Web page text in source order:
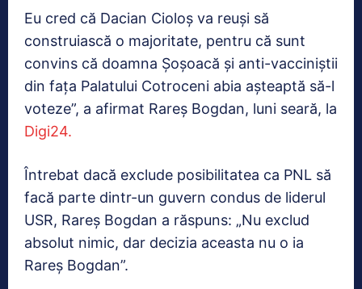
Eu cred că Dacian Cioloş va reuşi să
construiască o majoritate, pentru că sunt
convins că doamna Şoşoacă şi anti-vacciniştii
din faţa Palatului Cotroceni abia aşteaptă să-l
voteze”, a afirmat Rareş Bogdan, luni seară, la
Digi24.
Întrebat dacă exclude posibilitatea ca PNL să
facă parte dintr-un guvern condus de liderul
USR, Rareş Bogdan a răspuns: „Nu exclud
absolut nimic, dar decizia aceasta nu o ia
Rareş Bogdan”.